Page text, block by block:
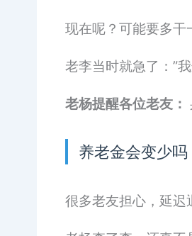
现在呢？可能要多干
老李当时就急了：”
老杨提醒各位老友：
养老金会变少吗
很多老友担心，延迟